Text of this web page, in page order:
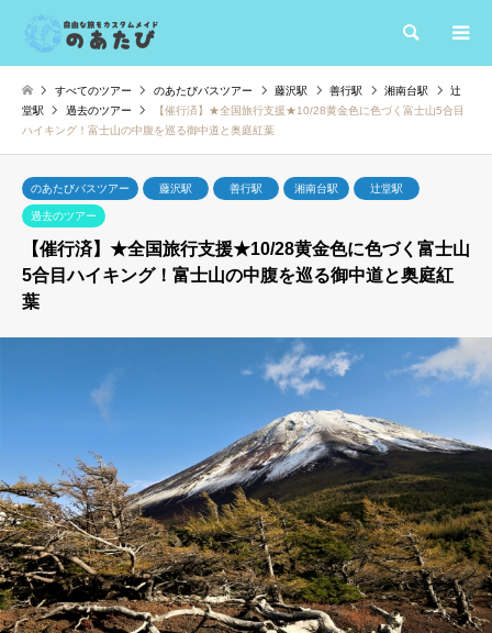
検索
すべてのツアー のあたびバスツアー 藤沢駅 善行駅 湘南台駅
辻
堂駅
過去のツアー
【催行済】★全国旅行支援★10/28黄金色に色づく富士山5合目
ハイキング！富士山の中腹を巡る御中道と奥庭紅葉
のあたびバスツアー 藤沢駅 善行駅 湘南台駅 辻堂駅
過去のツアー
【催行済】★全国旅行支援★10/28黄金色に色づく富士山
5合目ハイキング！富士山の中腹を巡る御中道と奥庭紅
葉